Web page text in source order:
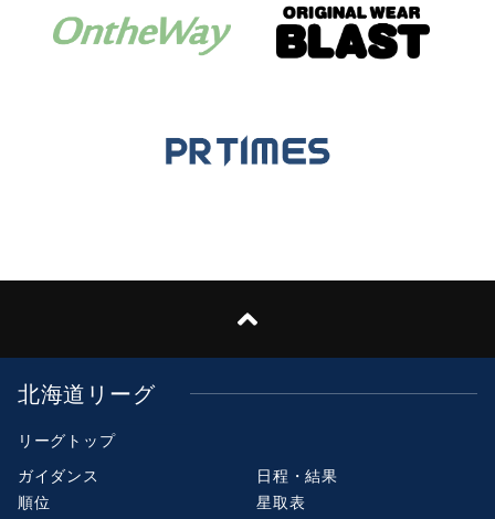
北海道リーグ
リーグトップ
ガイダンス
日程・結果
順位
星取表